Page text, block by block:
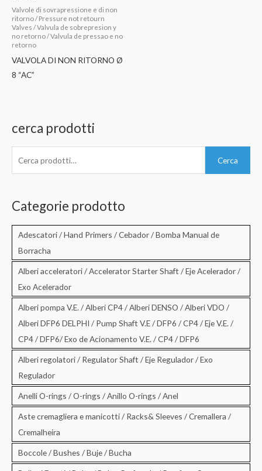
Valvole di sovrapressione e di non
ritorno / Pressure not retourn
Valves / Valvula de sobrepresion y
no retorno / Valvula de pressao e no
retorno
VALVOLA DI NON RITORNO Ø
8 “AC”
cerca prodotti
c
Cerca
Categorie prodotto
Adescatori / Hand Primers / Cebador / Bomba Manual de
Borracha
Alberi acceleratori / Accelerator Starter Shaft / Eje Acelerador /
Exo Acelerador
Alberi pompa V.E. / Alberi CP4 / Alberi DENSO / Alberi VDO /
Alberi DFP6 DELPHI / Pump Shaft V.E / DFP6 / CP4 / Eje V.E. /
CP4 / DFP6/ Exo de Acionamento V.E. / CP4 / DFP6
Alberi regolatori / Regulator Shaft / Eje Regulador / Exo
Regulador
Anelli O-rings / O-rings / Anillo O-rings / Anel
Aste cremagliera e manicotti / Racks& Sleeves / Cremallera /
Cremalheira
Boccole / Bushes / Buje / Bucha